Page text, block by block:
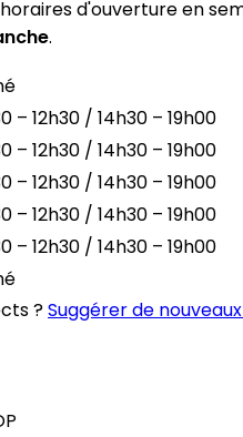
d'ouverture en
.
– 12h30 / 14h30 – 19h00
– 12h30 / 14h30 – 19h00
– 12h30 / 14h30 – 19h00
– 12h30 / 14h30 – 19h00
– 12h30 / 14h30 – 19h00
?Suggérer de